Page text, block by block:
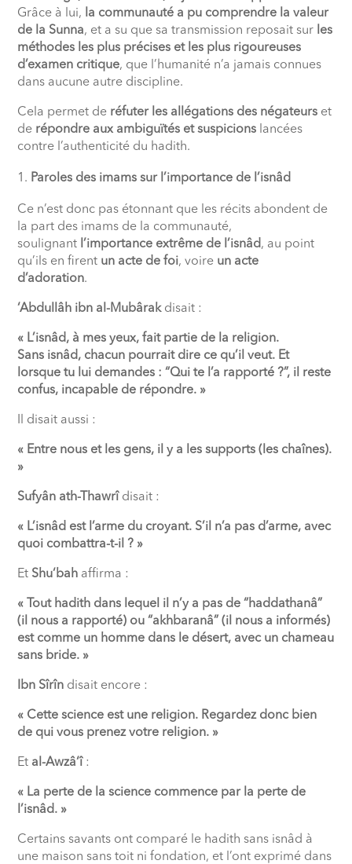
Grâce à lui,
la communauté a pu comprendre la valeur
de la Sunna, et a su que sa transmission reposait sur les
méthodes les plus précises et les plus rigoureuses
d’examen critique, que l’humanité n’a jamais connues
dans aucune autre discipline.
Cela permet de réfuter les allégations des négateurs et
de répondre aux ambiguïtés et suspicions lancées
contre l’authenticité du hadith.
Paroles des imams sur l’importance de l’isnâd
Ce n’est donc pas étonnant que les récits abondent de
la part des imams de la communauté,
soulignant l’importance extrême de l’isnâd, au point
qu’ils en firent un acte de foi, voire un acte
d’adoration.
‘Abdullâh ibn al-Mubârakdisait :
« L’isnâd, à mes yeux, fait partie de la religion.
Sans isnâd, chacun pourrait dire ce qu’il veut. Et
lorsque tu lui demandes : “Qui te l’a rapporté ?”, il reste
confus, incapable de répondre. »
Il disait aussi :
« Entre nous et les gens, il y a les supports (les chaînes).
»
Sufyân ath-Thawrîdisait :
« L’isnâd est l’arme du croyant. S’il n’a pas d’arme, avec
quoi combattra-t-il ? »
Et Shu‘bah affirma :
« Tout hadith dans lequel il n’y a pas de “haddathanâ”
(il nous a rapporté) ou “akhbaranâ” (il nous a informés)
est comme un homme dans le désert, avec un chameau
sans bride. »
Ibn Sîrîn disait encore :
« Cette science est une religion. Regardez donc bien
de qui vous prenez votre religion. »
Et al-Awzâ‘î:
« La perte de la science commence par la perte de
l’isnâd. »
Certains savants ont comparé le hadith sans isnâd à
une maison sans toit ni fondation, et l’ont exprimé dans